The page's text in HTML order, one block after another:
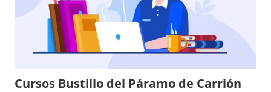
Cursos Bustillo del Páramo de Carrión